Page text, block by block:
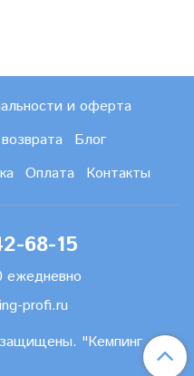
и оферта
Блог
Оплата Контакты
68-15
ежедневно
profi.ru
"Кемпинг